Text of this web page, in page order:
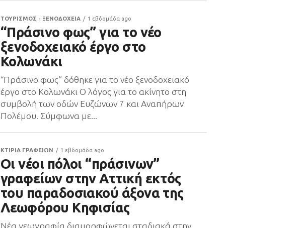
ΤΟΥΡΙΣΜΟΣ - ΞΕΝΟΔΟΧΕΙΑ 1 εβδομάδα ago
“Πράσινο φως” για το νέο
ξενοδοχειακό έργο στο
Κολωνάκι
“Πράσινο φως” δόθηκε για το νέο ξενοδοχειακό
έργο στο Κολωνάκι Ο λόγος για το ακίνητο στη
συμβολή των οδών Ευζώνων 7 και Αναπήρων
Πολέμου. Σύμφωνα με...
ΚΤΙΡΙΑ ΓΡΑΦΕΙΩΝ 1 εβδομάδα ago
Οι νέοι πόλοι “πράσινων”
γραφείων στην Αττική εκτός
του παραδοσιακού άξονα της
Λεωφόρου Κηφισίας
Νέα γεωγραφία διαμορφώνεται σταδιακά στην